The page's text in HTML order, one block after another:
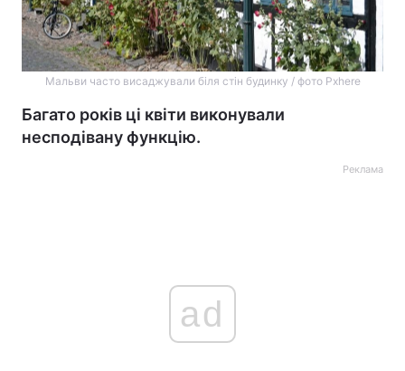
Мальви часто висаджували біля стін будинку / фото Pxhere
Багато років ці квіти виконували
несподівану функцію.
Реклама
ad